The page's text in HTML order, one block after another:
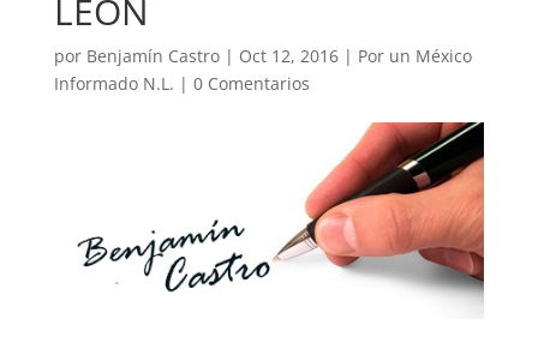
LEÓN
por Benjamín Castro| Oct 12, 2016| Por un México
Informado N.L. | 0 Comentarios